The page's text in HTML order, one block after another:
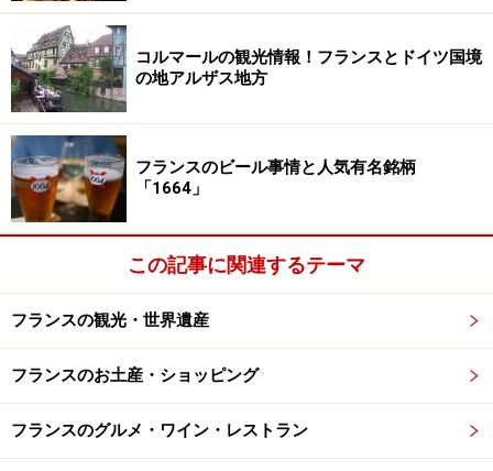
コルマールの観光情報！フランスとドイツ国境
の地アルザス地方
フランスのビール事情と人気有名銘柄
「1664」
この記事に関連するテーマ
フランスの観光・世界遺産
フランスのお土産・ショッピング
フランスのグルメ・ワイン・レストラン